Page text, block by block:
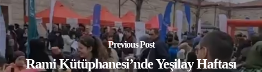
Previous Post
Rami Kütüphanesi’nde Yeşilay Haftası